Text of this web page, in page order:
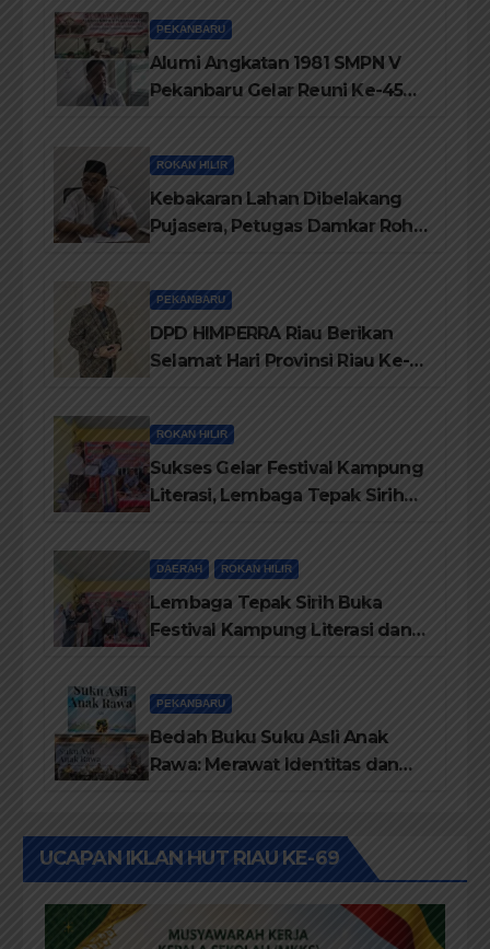
PEKANBARU
Alumi Angkatan 1981 SMPN V
Pekanbaru Gelar Reuni Ke-45
ROKAN HILIR
Kebakaran Lahan Dibelakang
Pujasera, Petugas Damkar Rohil
PEKANBARU
DPD HIMPERRA Riau Berikan
Selamat Hari Provinsi Riau Ke-
ROKAN HILIR
Sukses Gelar Festival Kampung
Literasi, Lembaga Tepak Sirih
DAERAH ROKAN HILIR
Lembaga Tepak Sirih Buka
Festival Kampung Literasi dan
PEKANBARU
Bedah Buku Suku Asli Anak
Rawa: Merawat Identitas dan
UCAPAN IKLAN HUT RIAU KE-69